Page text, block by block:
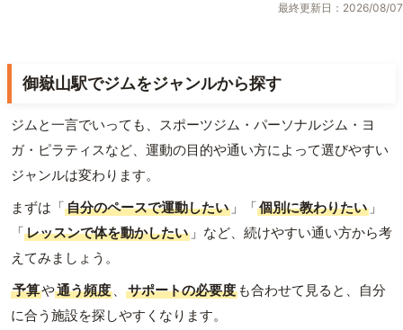
最終更新日：2026/08/07
御嶽山駅でジムをジャンルから探す
ジムと一言でいっても、スポーツジム・パーソナルジム・ヨ
ガ・ピラティスなど、運動の目的や通い方によって選びやすい
ジャンルは変わります。
まずは「自分のペースで運動したい 」「個別に教わりたい 」
「レッスンで体を動かしたい 」など、続けやすい通い方から考
えてみましょう。
予算や通う頻度 、 サポートの必要度 も合わせて見ると、自分
に合う施設を探しやすくなります。